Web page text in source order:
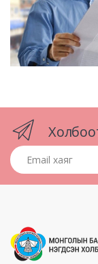
Email хаяг